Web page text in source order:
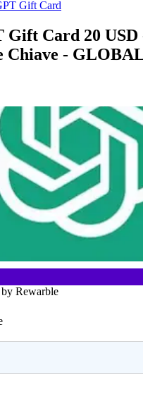
Gift Card
Gift Card 20 USD
Chiave -
by Rewarble